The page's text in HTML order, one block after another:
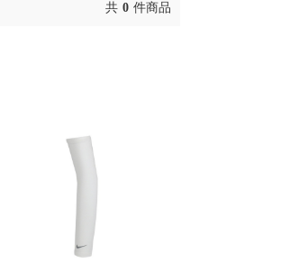
共 0 件商品